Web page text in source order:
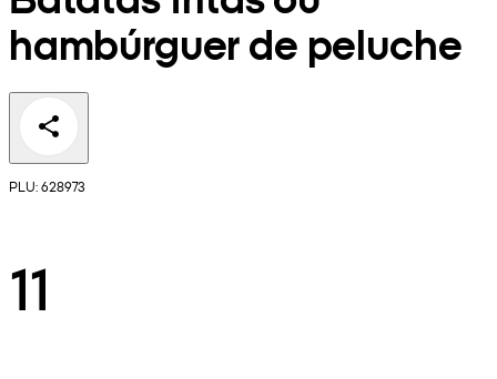
hambúrguer de peluche
PLU: 628973
11